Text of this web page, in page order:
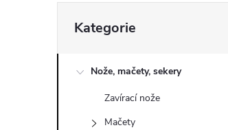
o
kategorie
Kategorie
Nože, mačety, sekery
Zavírací nože
Mačety